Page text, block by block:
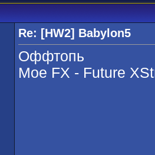
Re: [HW2] Babylon5
Оффтопь
Мое FX - Future